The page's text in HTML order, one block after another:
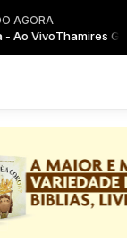
AGORA
VivoThamires
com Pr. Luiz Mário